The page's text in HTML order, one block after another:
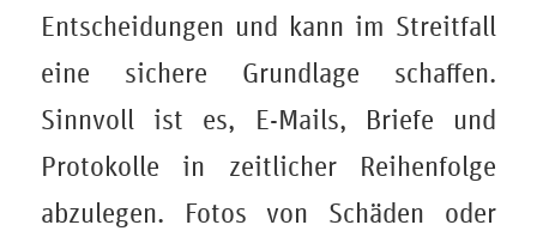
Entscheidungen und kann im Streitfall
eine sichere Grundlage schaffen.
Sinnvoll ist es, E-Mails, Briefe und
Protokolle in zeitlicher Reihenfolge
abzulegen. Fotos von Schäden oder